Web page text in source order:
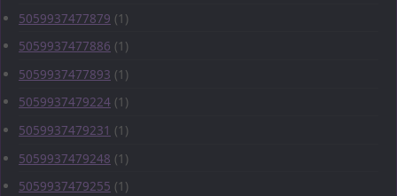
5059937477879 (1)
5059937477886 (1)
5059937477893 (1)
5059937479224 (1)
5059937479231 (1)
5059937479248 (1)
5059937479255 (1)